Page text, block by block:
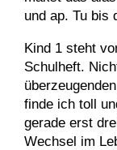
und ap. Tu bis
Kind 1 steht
Schulheft.
finde ich toll
gerade erst
Wechsel im